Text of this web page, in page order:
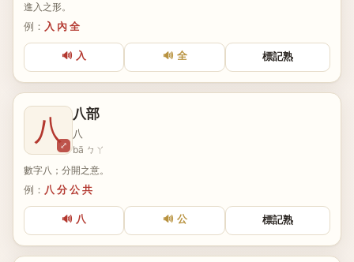
進入之形。
例： 入 內 全
🔊 入 🔊 全 標記熟
八⤢
八部
八
bā ㄅㄚ
數字八；分開之意。
例： 八 分 公 共
🔊 八 🔊 公 標記熟